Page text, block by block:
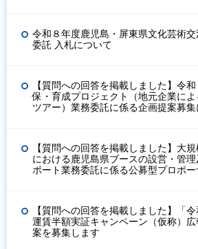
令和８年度鹿児島・屏東県文化芸術
委託 入札について
【質問への回答を掲載しました】令
保・育成プロジェクト（地元企業に
ツアー）業務委託に係る企画提案募集
【質問への回答を掲載しました】大
における鹿児島県ブースの設営・管
ポート業務委託に係る公募型プロポ
【質問への回答を掲載しました】「
運賃半額実証キャンペーン（仮称）
案を募集します